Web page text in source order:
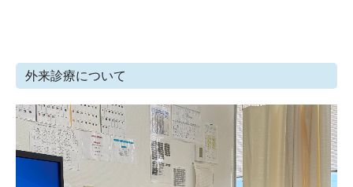
外来診療について